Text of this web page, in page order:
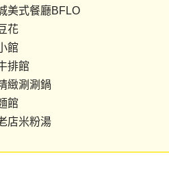
美式餐廳BFLO
花
館
排館
緻涮涮鍋
館
店米粉湯